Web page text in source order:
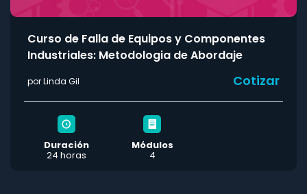
Curso de Falla de Equipos y Componentes
Industriales: Metodologia de Abordaje
por Linda Gil Cotizar
Duración
24 horas
Módulos
4